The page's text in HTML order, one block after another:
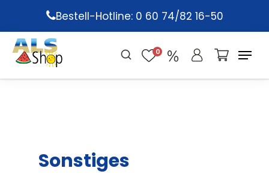
main
content
Bestell-Hotline: 0 60 74/82 16-50
0
Sonstiges